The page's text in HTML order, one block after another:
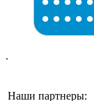
•••••
.
Наши партнеры: